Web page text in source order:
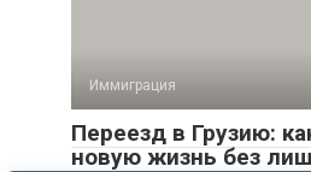
Иммиграция
Переезд в Грузию:
новую жизнь без